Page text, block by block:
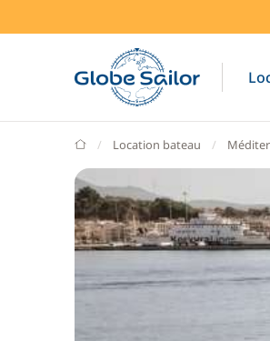
GlobeSailor
Location bateau